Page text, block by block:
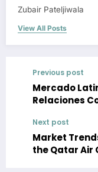
Zubair Pateljiwala
View All Posts
Previous post
Mercado
Relaciones
Next post
Market
the Qatar Air